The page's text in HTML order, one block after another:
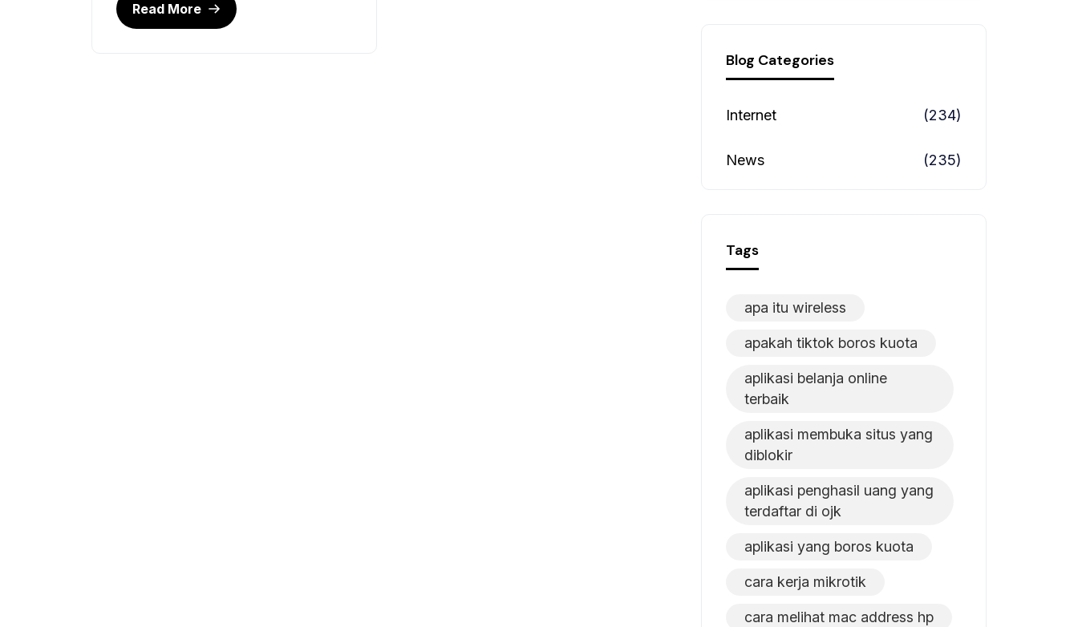
Read More
Blog Categories
Internet (234)
News (235)
Tags
apa itu wireless
apakah tiktok boros kuota
aplikasi belanja online
terbaik
aplikasi membuka situs yang
diblokir
aplikasi penghasil uang yang
terdaftar di ojk
aplikasi yang boros kuota
cara kerja mikrotik
cara melihat mac address hp